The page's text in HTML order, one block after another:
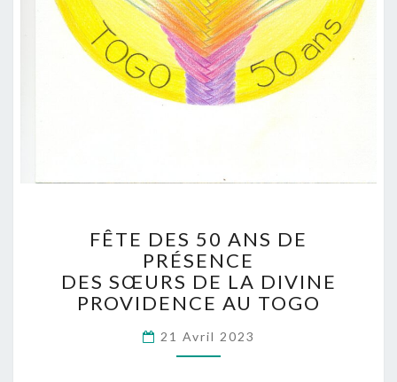
DES
50
ANS
DE
DES
SŒURS
FÊTE DES 50 ANS DE
PRÉSENCE
DES SŒURS DE LA DIVINE
PROVIDENCE AU TOGO
21 Avril 2023